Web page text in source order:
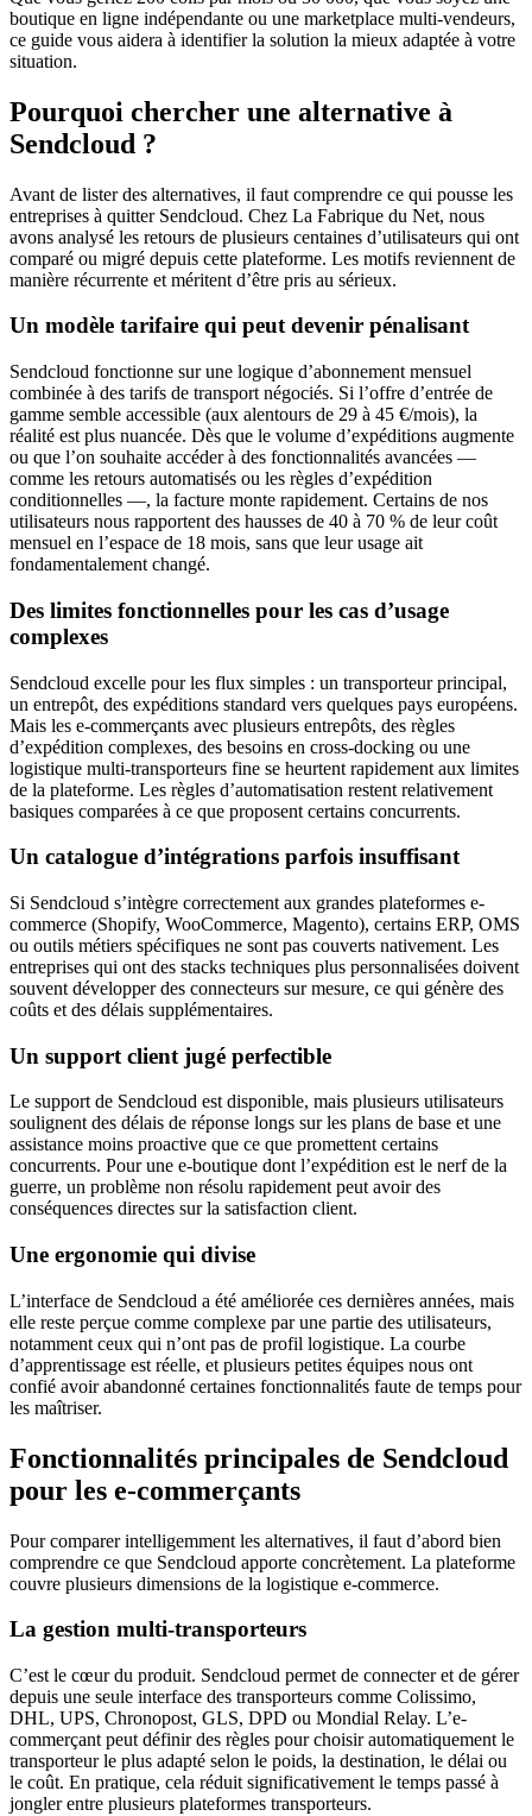
boutique en ligne indépendante ou une marketplace multi-vendeurs,
ce guide vous aidera à identifier la solution la mieux adaptée à votre
situation.
Pourquoi chercher une alternative à
Sendcloud ?
Avant de lister des alternatives, il faut comprendre ce qui pousse les
entreprises à quitter Sendcloud. Chez La Fabrique du Net, nous
avons analysé les retours de plusieurs centaines d’utilisateurs qui ont
comparé ou migré depuis cette plateforme. Les motifs reviennent de
manière récurrente et méritent d’être pris au sérieux.
Un modèle tarifaire qui peut devenir pénalisant
Sendcloud fonctionne sur une logique d’abonnement mensuel
combinée à des tarifs de transport négociés. Si l’offre d’entrée de
gamme semble accessible (aux alentours de 29 à 45 €/mois), la
réalité est plus nuancée. Dès que le volume d’expéditions augmente
ou que l’on souhaite accéder à des fonctionnalités avancées —
comme les retours automatisés ou les règles d’expédition
conditionnelles —, la facture monte rapidement. Certains de nos
utilisateurs nous rapportent des hausses de 40 à 70 % de leur coût
mensuel en l’espace de 18 mois, sans que leur usage ait
fondamentalement changé.
Des limites fonctionnelles pour les cas d’usage
complexes
Sendcloud excelle pour les flux simples : un transporteur principal,
un entrepôt, des expéditions standard vers quelques pays européens.
Mais les e-commerçants avec plusieurs entrepôts, des règles
d’expédition complexes, des besoins en cross-docking ou une
logistique multi-transporteurs fine se heurtent rapidement aux limites
de la plateforme. Les règles d’automatisation restent relativement
basiques comparées à ce que proposent certains concurrents.
Un catalogue d’intégrations parfois insuffisant
Si Sendcloud s’intègre correctement aux grandes plateformes e-
commerce (Shopify, WooCommerce, Magento), certains ERP, OMS
ou outils métiers spécifiques ne sont pas couverts nativement. Les
entreprises qui ont des stacks techniques plus personnalisées doivent
souvent développer des connecteurs sur mesure, ce qui génère des
coûts et des délais supplémentaires.
Un support client jugé perfectible
Le support de Sendcloud est disponible, mais plusieurs utilisateurs
soulignent des délais de réponse longs sur les plans de base et une
assistance moins proactive que ce que promettent certains
concurrents. Pour une e-boutique dont l’expédition est le nerf de la
guerre, un problème non résolu rapidement peut avoir des
conséquences directes sur la satisfaction client.
Une ergonomie qui divise
L’interface de Sendcloud a été améliorée ces dernières années, mais
elle reste perçue comme complexe par une partie des utilisateurs,
notamment ceux qui n’ont pas de profil logistique. La courbe
d’apprentissage est réelle, et plusieurs petites équipes nous ont
confié avoir abandonné certaines fonctionnalités faute de temps pour
les maîtriser.
Fonctionnalités principales de Sendcloud
pour les e-commerçants
Pour comparer intelligemment les alternatives, il faut d’abord bien
comprendre ce que Sendcloud apporte concrètement. La plateforme
couvre plusieurs dimensions de la logistique e-commerce.
La gestion multi-transporteurs
C’est le cœur du produit. Sendcloud permet de connecter et de gérer
depuis une seule interface des transporteurs comme Colissimo,
DHL, UPS, Chronopost, GLS, DPD ou Mondial Relay. L’e-
commerçant peut définir des règles pour choisir automatiquement le
transporteur le plus adapté selon le poids, la destination, le délai ou
le coût. En pratique, cela réduit significativement le temps passé à
jongler entre plusieurs plateformes transporteurs.